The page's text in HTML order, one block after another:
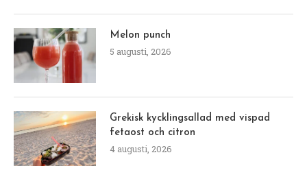
Melon punch
5 augusti, 2026
Grekisk kycklingsallad med vispad
fetaost och citron
4 augusti, 2026